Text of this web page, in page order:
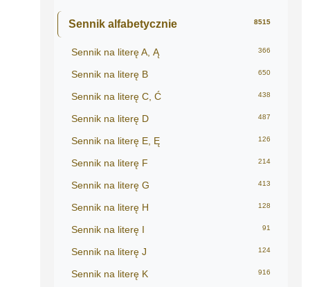
Sennik alfabetycznie 8515
Sennik na literę A, Ą 366
Sennik na literę B 650
Sennik na literę C, Ć 438
Sennik na literę D 487
Sennik na literę E, Ę 126
Sennik na literę F 214
Sennik na literę G 413
Sennik na literę H 128
Sennik na literę I 91
Sennik na literę J 124
Sennik na literę K 916